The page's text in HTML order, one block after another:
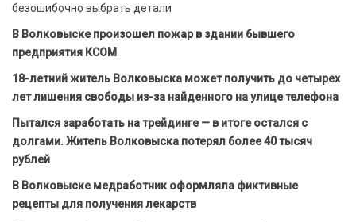
безошибочно выбрать детали
В Волковыске произошел пожар в здании бывшего
предприятия КСОМ
18-летний житель Волковыска может получить до четырех
лет лишения свободы из-за найденного на улице телефона
Пытался заработать на трейдинге — в итоге остался с
долгами. Житель Волковыска потерял более 40 тысяч
рублей
В Волковыске медработник оформляла фиктивные
рецепты для получения лекарств